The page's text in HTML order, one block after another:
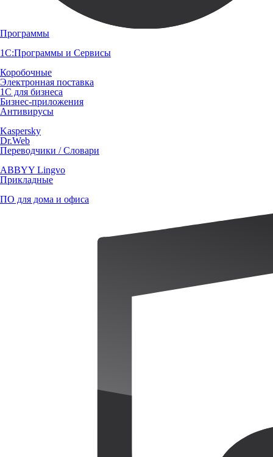
Программы
1С:Программы и Сервисы
Коробочные
Электронная поставка
1С для бизнеса
Бизнес-приложения
Антивирусы
Kaspersky
Dr.Web
Переводчики / Словари
ABBYY Lingvo
Прикладные
ПО для дома и офиса